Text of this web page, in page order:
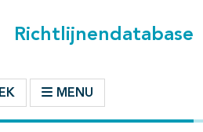
Richtlijnendatabase
MENU